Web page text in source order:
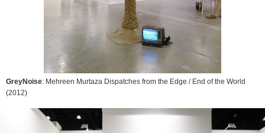
GreyNoise: Mehreen Murtaza Dispatches from the Edge / End of the World
(2012)